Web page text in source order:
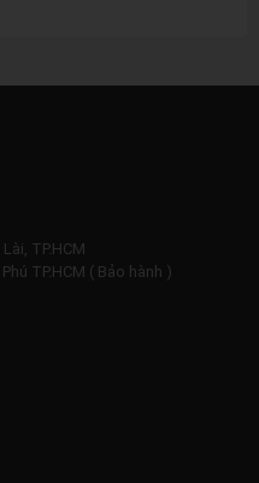
TP.HCM
TP.HCM ( Bảo hành )